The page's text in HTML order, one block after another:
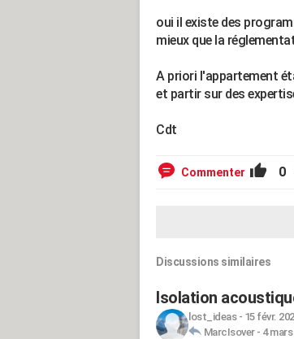
oui il existe des
mieux que la
A priori l'appartement
et partir sur des
Cdt
Commenter 0
Discussions similaires
Isolation
lost_ideas- 15 févr.
MarcIsover- 4 mars